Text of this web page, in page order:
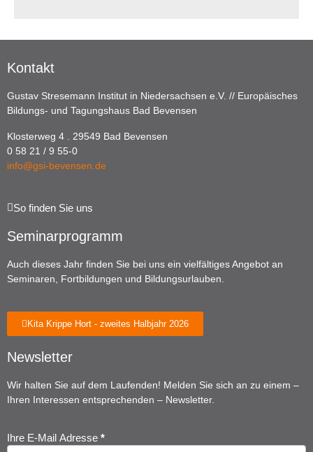
Kontakt
Gustav Stresemann Institut in Niedersachsen e.V. // Europäisches
Bildungs- und Tagungshaus Bad Bevensen
Klosterweg 4 . 29549 Bad Bevensen
0 58 21 / 9 55-0
info@gsi-bevensen.de
So finden Sie uns
Seminarprogramm
Auch dieses Jahr finden Sie bei uns ein vielfältiges Angebot an
Seminaren, Fortbildungen und Bildungsurlauben.
Kita Krippe Hort - zweites Halbjahr 2026
Newsletter
Wir halten Sie auf dem Laufenden! Melden Sie sich an zu einem –
Ihren Interessen entsprechenden – Newsletter.
Newsletter
Ihre E-Mail Adresse *